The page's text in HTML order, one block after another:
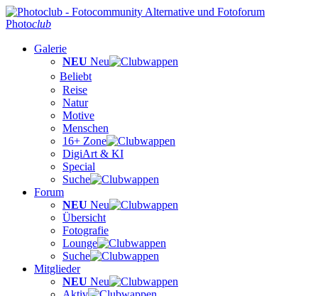
Photoclub
Galerie
NEU Neu
Beliebt
Reise
Natur
Motive
Menschen
16+ Zone
DigiArt & KI
Special
Suche
Forum
NEU Neu
Übersicht
Fotografie
Lounge
Suche
Mitglieder
NEU Neu